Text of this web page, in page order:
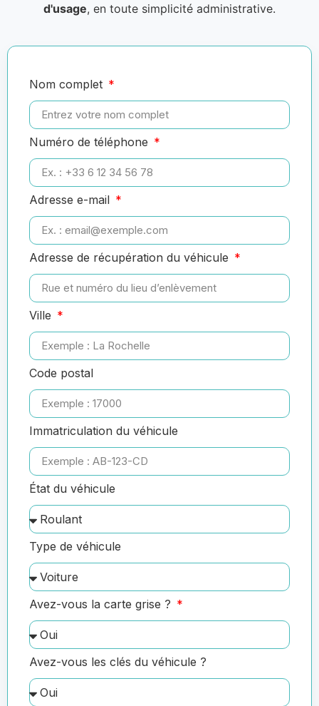
d'usage, en toute simplicité administrative.
Nom complet
Numéro de téléphone
Adresse e-mail
Adresse de récupération du véhicule
Ville
Code postal
Immatriculation du véhicule
État du véhicule
Type de véhicule
Avez-vous la carte grise ?
Avez-vous les clés du véhicule ?